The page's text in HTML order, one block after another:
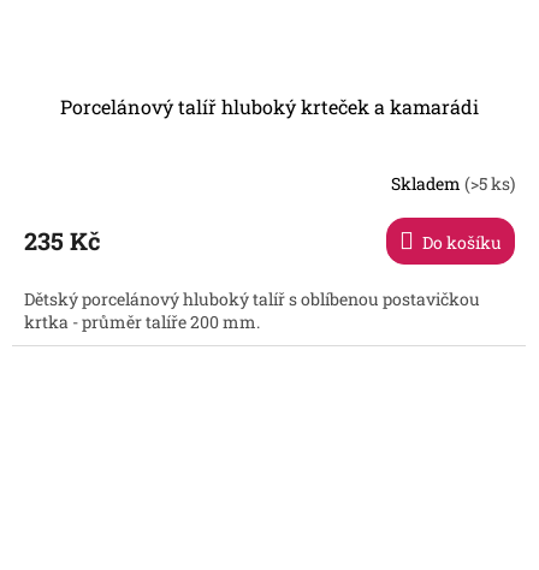
Porcelánový talíř hluboký krteček a kamarádi
produktu
je
z
5
hvězdiček.
Skladem(>5 ks)
235 Kč Do košíku
Dětský porcelánový hluboký talíř s oblíbenou postavičkou
krtka - průměr talíře 200 mm.